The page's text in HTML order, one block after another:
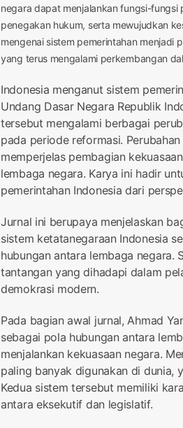
negara dapat menjalankan fungsi-fungsi
penegakan hukum, serta mewujudkan
mengenai sistem pemerintahan menjadi
yang terus mengalami perkembangan
Indonesia menganut sistem
Undang Dasar Negara Republik
tersebut mengalami berbagai
pada periode reformasi.
memperjelas pembagian
lembaga negara. Karya ini hadir
pemerintahan Indonesia dari
Jurnal ini berupaya menjelaskan
sistem ketatanegaraan Indonesia
hubungan antara lembaga negara.
tantangan yang dihadapi dalam
demokrasi modern.
Pada bagian awal jurnal, Ahmad
sebagai pola hubungan antara
menjalankan kekuasaan negara.
paling banyak digunakan di dunia,
Kedua sistem tersebut memiliki
antara eksekutif dan legislatif.